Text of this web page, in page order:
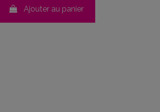
Ajouter au panier